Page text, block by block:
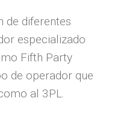
de diferentes
especializado
Fifth Party
de operador que
al 3PL.